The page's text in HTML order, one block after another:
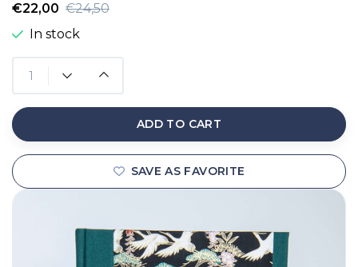
€22,00 €24,50
In stock
ADD TO CART
SAVE AS FAVORITE